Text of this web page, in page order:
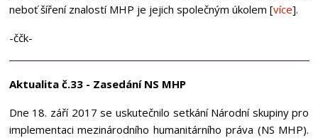
neboť šíření znalostí MHP je jejich společným úkolem [více].
-ččk-
Aktualita č.33 - Zasedání NS MHP
Dne 18. září 2017 se uskutečnilo setkání Národní skupiny pro
implementaci mezinárodního humanitárního práva (NS MHP).